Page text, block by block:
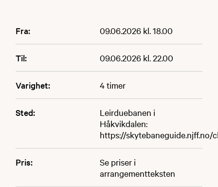
Fra: 09.06.2026 kl. 18.00
Til: 09.06.2026 kl. 22.00
Varighet: 4 timer
Sted:
Leirduebanen i
Håkvikdalen:
https://skytebaneguide.njff.no/
Pris:
Se priser i
arrangementteksten